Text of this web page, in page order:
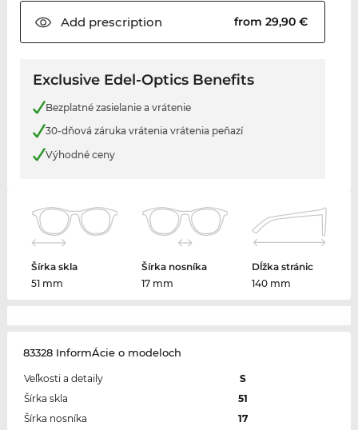
Add prescription from 29,90 €
Exclusive Edel-Optics Benefits
Bezplatné zasielanie a vrátenie
30-dňová záruka vrátenia vrátenia peňazí
Výhodné ceny
Šírka skla
51 mm
Šírka nosníka
17 mm
Dĺžka stránic
140 mm
83328 InformÁcie o modeloch
Veľkosti a detaily
S
Šírka skla
51
Šírka nosníka
17